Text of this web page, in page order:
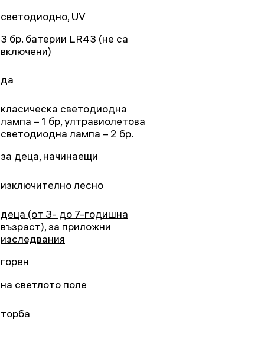
светодиодно, UV
3 бр. батерии LR43 (не са
включени)
да
класическа светодиодна
лампа – 1 бр, ултравиолетова
светодиодна лампа – 2 бр.
за деца, начинаещи
изключително лесно
деца (от 3- до 7-годишна
възраст),за приложни
изследвания
горен
на светлото поле
торба